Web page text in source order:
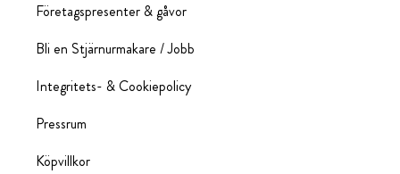
Företagspresenter & gåvor
Bli en Stjärnurmakare / Jobb
Integritets- & Cookiepolicy
Pressrum
Köpvillkor